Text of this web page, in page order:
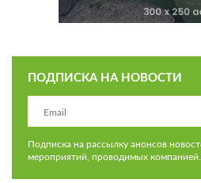
ПОДПИСКА НА НОВОСТИ
Подписка на рассылку анонсов
мероприятий, проводимых компанией.